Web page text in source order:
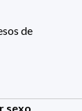
de
sexo